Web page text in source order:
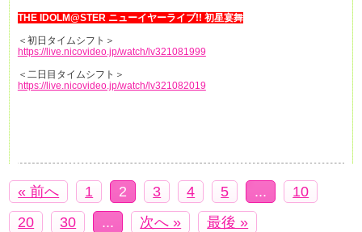
THE IDOLM@STER ニューイヤーライブ!! 初星宴舞
＜初日タイムシフト＞
https://live.nicovideo.jp/watch/lv321081999
＜二日目タイムシフト＞
https://live.nicovideo.jp/watch/lv321082019
« 前へ 1 2 3 4 5 ...
10
20
30 ... 次へ » 最後 »